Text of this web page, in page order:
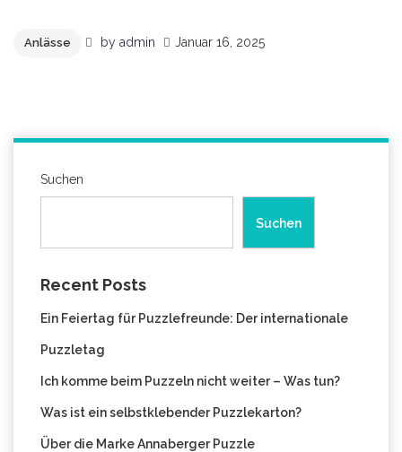
Anlässe by admin Januar 16, 2025
Suchen
Suchen
Recent Posts
Ein Feiertag für Puzzlefreunde: Der internationale
Puzzletag
Ich komme beim Puzzeln nicht weiter – Was tun?
Was ist ein selbstklebender Puzzlekarton?
Über die Marke Annaberger Puzzle